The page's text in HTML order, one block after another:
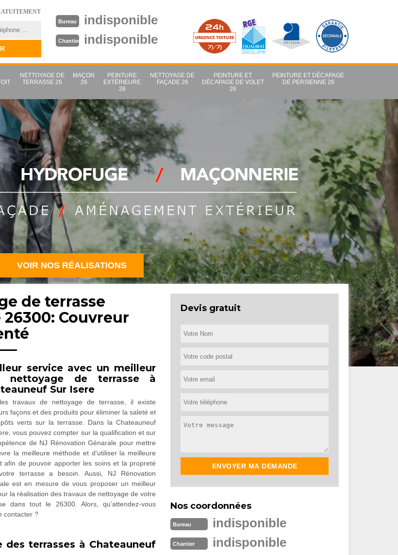
Bureau indisponible
Chantier indisponible
NETTOYAGE DE
TERRASSE 26
MAÇON
26
PEINTURE
EXTÉRIEURE
26
NETTOYAGE DE
FAÇADE 26
PEINTURE ET
DÉCAPAGE DE VOLET
26
PEINTURE ET DÉCAPAGE
DE PERSIENNE 26
VOIR NOS RÉALISATIONS
de terrasse
Couvreur
service avec un meilleur
nettoyage de terrasse à
Sur Isere
travaux de nettoyage de terrasse, il existe
façons et des produits pour éliminer la saleté et
verts sur la terrasse. Dans la Chateauneuf
vous pouvez compter sur la qualification et sur
de NJ Rénovation Génarale pour mettre
la meilleure méthode et d’utiliser la meilleure
afin de pouvoir apporter les soins et la propreté
terrasse a besoin. Aussi, NJ Rénovation
est en mesure de vous proposer un meilleur
la réalisation des travaux de nettoyage de votre
dans tout le 26300. Alors, qu’attendez-vous
contacter ?
terrasses à Chateauneuf
Devis gratuit
Nos coordonnées
Bureau indisponible
Chantier indisponible